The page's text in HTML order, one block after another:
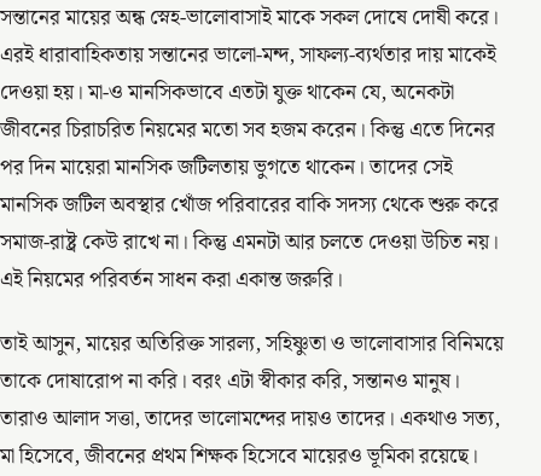
সন্তানের মায়ের অন্ধ স্নেহ-ভালোবাসাই মাকে সকল দোষে দোষী করে।
এরই ধারাবাহিকতায় সন্তানের ভালো-মন্দ, সাফল্য-ব্যর্থতার দায় মাকেই
দেওয়া হয়। মা-ও মানসিকভাবে এতটা যুক্ত থাকেন যে, অনেকটা
জীবনের চিরাচরিত নিয়মের মতো সব হজম করেন। কিন্তু এতে দিনের
পর দিন মায়েরা মানসিক জটিলতায় ভুগতে থাকেন। তাদের সেই
মানসিক জটিল অবস্থার খোঁজ পরিবারের বাকি সদস্য থেকে শুরু করে
সমাজ-রাষ্ট্র কেউ রাখে না। কিন্তু এমনটা আর চলতে দেওয়া উচিত নয়।
এই নিয়মের পরিবর্তন সাধন করা একান্ত জরুরি।
তাই আসুন, মায়ের অতিরিক্ত সারল্য, সহিষ্ণুতা ও ভালোবাসার বিনিময়ে
তাকে দোষারোপ না করি। বরং এটা স্বীকার করি, সন্তানও মানুষ।
তারাও আলাদ সত্তা, তাদের ভালোমন্দের দায়ও তাদের। একথাও সত্য,
মা হিসেবে, জীবনের প্রথম শিক্ষক হিসেবে মায়েরও ভূমিকা রয়েছে।